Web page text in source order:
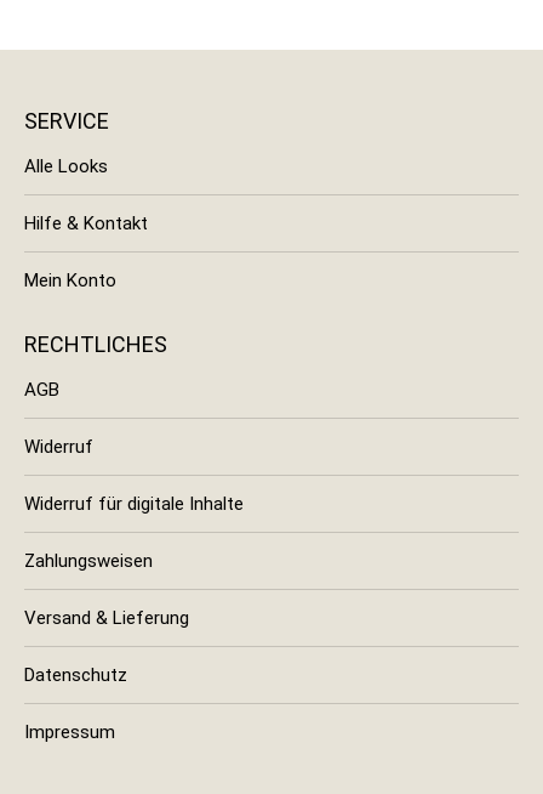
SERVICE
Alle Looks
Hilfe & Kontakt
Mein Konto
RECHTLICHES
AGB
Widerruf
Widerruf für digitale Inhalte
Zahlungsweisen
Versand & Lieferung
Datenschutz
Impressum